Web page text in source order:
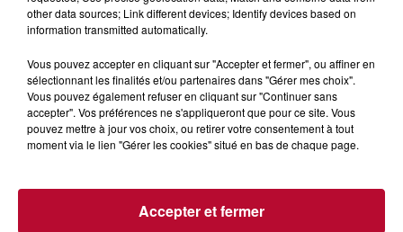
HÉRAULT, PYRÉNÉES-ORIENTALES : TROIS
SPOTS DE SNORKELING À EXPLORER...
other data sources; Link different devices; Identify devices based on
information transmitted automatically.
Vous pouvez accepter en cliquant sur "Accepter et fermer", ou affiner en
sélectionnant les finalités et/ou partenaires dans "Gérer mes choix".
Vous pouvez également refuser en cliquant sur "Continuer sans
accepter". Vos préférences ne s'appliqueront que pour ce site. Vous
pouvez mettre à jour vos choix, ou retirer votre consentement à tout
moment via le lien "Gérer les cookies" situé en bas de chaque page.
Accepter et fermer